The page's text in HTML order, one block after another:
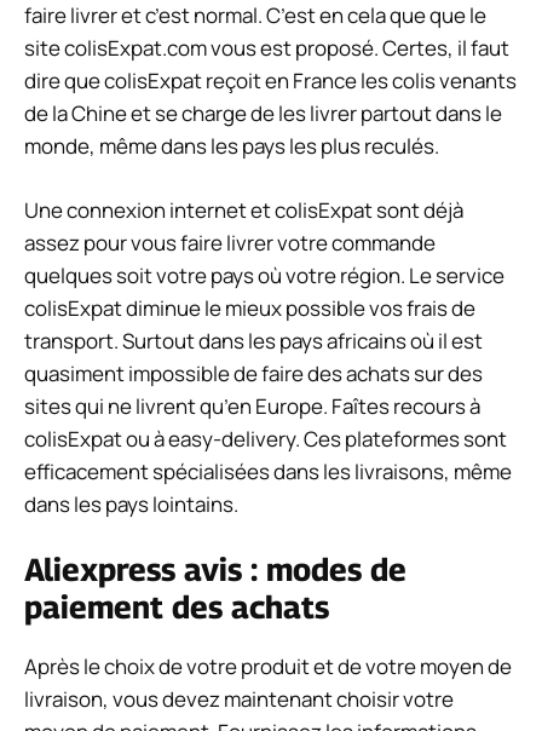
faire livrer et c’est normal. C’est en cela que que le
site colisExpat.com vous est proposé. Certes, il faut
dire que colisExpat reçoit en France les colis venants
de la Chine et se charge de les livrer partout dans le
monde, même dans les pays les plus reculés.
Une connexion internet et colisExpat sont déjà
assez pour vous faire livrer votre commande
quelques soit votre pays où votre région. Le service
colisExpat diminue le mieux possible vos frais de
transport. Surtout dans les pays africains où il est
quasiment impossible de faire des achats sur des
sites qui ne livrent qu’en Europe. Faîtes recours à
colisExpat ou à easy-delivery. Ces plateformes sont
efficacement spécialisées dans les livraisons, même
dans les pays lointains.
Aliexpress avis : modes de
paiement des achats
Après le choix de votre produit et de votre moyen de
livraison, vous devez maintenant choisir votre